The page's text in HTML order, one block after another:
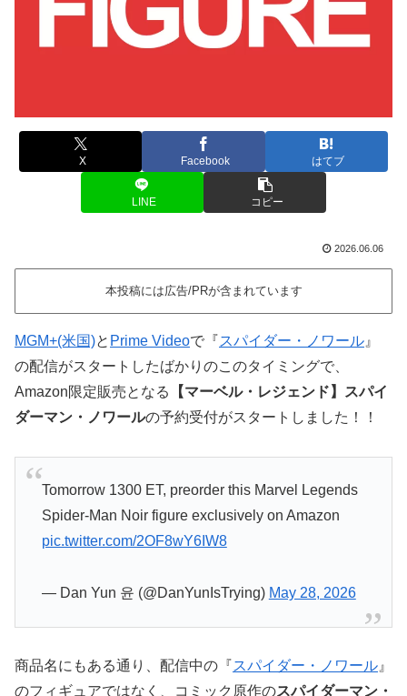
X Facebook はてブ
LINE コピー
2026.06.06
本投稿には広告/PRが含まれています
MGM+(米国)と Prime Videoで『スパイダー・ノワール 』
の配信がスタートしたばかりのこのタイミングで、
Amazon限定販売となる
【マーベル・レジェンド】スパイ
ダーマン・ノワールの予約受付がスタートしました！！
Tomorrow 1300 ET, preorder this Marvel Legends
Spider-Man Noir figure exclusively on Amazon
pic.twitter.com/2OF8wY6IW8
— Dan Yun 윤 (@DanYunIsTrying) May 28, 2026
商品名にもある通り、配信中の『 スパイダー・ノワール』
のフィギュアではなく、コミック原作のスパイダーマン・